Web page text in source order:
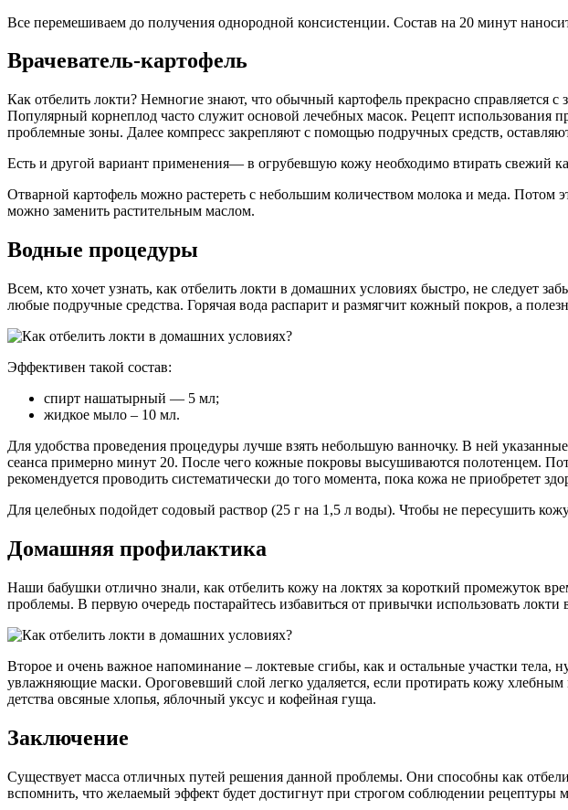
Все перемешиваем до получения однородной консистенции. Состав на 20 минут
Врачеватель-картофель
Как отбелить локти? Немногие знают, что обычный картофель прекрасно справляется
Популярный корнеплод часто служит основой лечебных масок. Рецепт
проблемные зоны. Далее компресс закрепляют с помощью подручных средств,
Есть и другой вариант применения— в огрубевшую кожу необходимо втирать свежий
Отварной картофель можно растереть с небольшим количеством молока и меда.
можно заменить растительным маслом.
Водные процедуры
Всем, кто хочет узнать, как отбелить локти в домашних условиях быстро, не следует
любые подручные средства. Горячая вода распарит и размягчит кожный покров, а
Эффективен такой состав:
спирт нашатырный — 5 мл;
жидкое мыло – 10 мл.
Для удобства проведения процедуры лучше взять небольшую ванночку. В ней
сеанса примерно минут 20. После чего кожные покровы высушиваются полотенцем.
рекомендуется проводить систематически до того момента, пока кожа не приобретет
Для целебных подойдет содовый раствор (25 г на 1,5 л воды). Чтобы не пересушить
Домашняя профилактика
Наши бабушки отлично знали, как отбелить кожу на локтях за короткий промежуток
проблемы. В первую очередь постарайтесь избавиться от привычки использовать локти
Второе и очень важное напоминание – локтевые сгибы, как и остальные участки тела,
увлажняющие маски. Ороговевший слой легко удаляется, если протирать кожу
детства овсяные хлопья, яблочный уксус и кофейная гуща.
Заключение
Существует масса отличных путей решения данной проблемы. Они способны как
вспомнить, что желаемый эффект будет достигнут при строгом соблюдении рецептуры